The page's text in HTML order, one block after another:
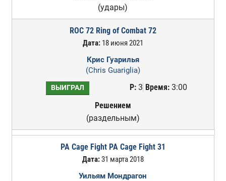
(удары)
ROC 72 Ring of Combat 72
Дата:18 июня 2021
Крис Гуарилья
(Chris Guariglia)
ВЫИГРАЛ Р:3 Время:3:00
Решением
(раздельным)
PA Cage Fight PA Cage Fight 31
Дата:31 марта 2018
Уильям Мондрагон